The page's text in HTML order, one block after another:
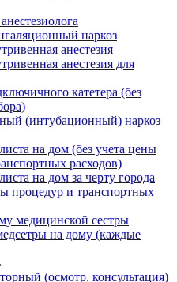
наркоз
анестезия
анестезия для
катетера (без
(интубационный) наркоз
на дом (без учета цены
расходов)
на дом за черту города
процедур и транспортных
медицинской сестры
на дому (каждые
(осмотр, консультация)